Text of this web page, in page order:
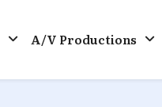
A/V Productions